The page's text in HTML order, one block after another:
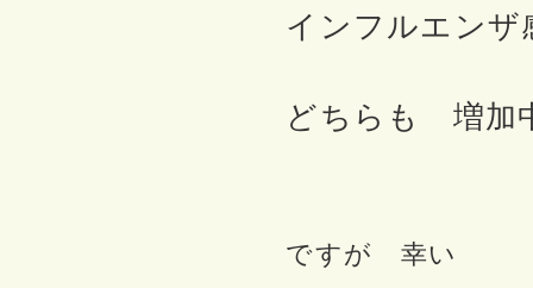
インフルエンザ
どちらも 増加
ですが 幸い